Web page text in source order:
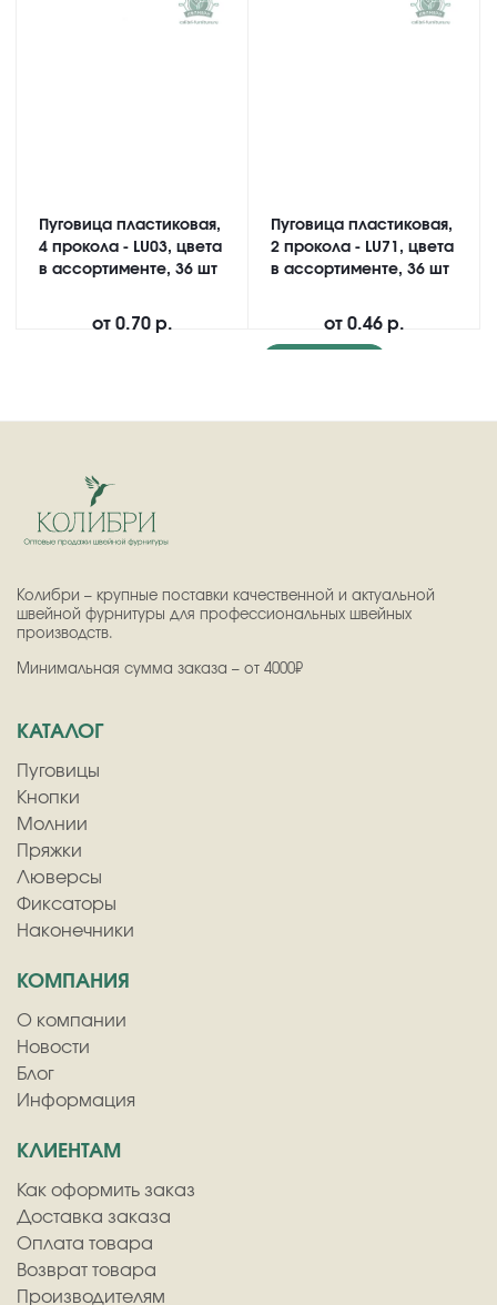
Пуговица пластиковая,
4 прокола - LU03, цвета
в ассортименте, 36 шт
от 0.70 р.
Пуговица пластиковая,
2 прокола - LU71, цвета
в ассортименте, 36 шт
от 0.46 р.
Колибри – крупные поставки качественной и актуальной
швейной фурнитуры для профессиональных швейных
производств.
Минимальная сумма заказа – от 4000₽
КАТАЛОГ
Пуговицы
Кнопки
Молнии
Пряжки
Люверсы
Фиксаторы
Наконечники
КОМПАНИЯ
О компании
Новости
Блог
Информация
КЛИЕНТАМ
Как оформить заказ
Доставка заказа
Оплата товара
Возврат товара
Производителям